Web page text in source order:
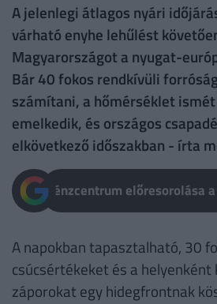
A jelenlegi átlagos nyári
várható enyhe lehűlést
Magyarországot a nyugat-
Bár 40 fokos rendkívüli
számítani, a hőmérséklet
emelkedik, és országos
elkövetkező időszakban - írta
Pénzcentrum előresorolása
A napokban tapasztalható, 30
csúcsértékeket és a
záporokat egy hidegfrontnak